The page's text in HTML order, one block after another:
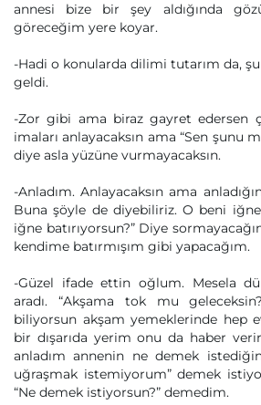
annesi bize bir şey aldığında
göreceğim yere koyar.
-Hadi o konularda dilimi tutarım da,
geldi.
-Zor gibi ama biraz gayret edersen
imaları anlayacaksın ama “Sen şunu
diye asla yüzüne vurmayacaksın.
-Anladım. Anlayacaksın ama
Buna şöyle de diyebiliriz. O beni
iğne batırıyorsun?” Diye
kendime batırmışım gibi yapacağım.
-Güzel ifade ettin oğlum. Mesela
aradı. “Akşama tok mu
biliyorsun akşam yemeklerinde hep
bir dışarıda yerim onu da haber
anladım annenin ne demek
uğraşmak istemiyorum” demek
“Ne demek istiyorsun?” demedim.